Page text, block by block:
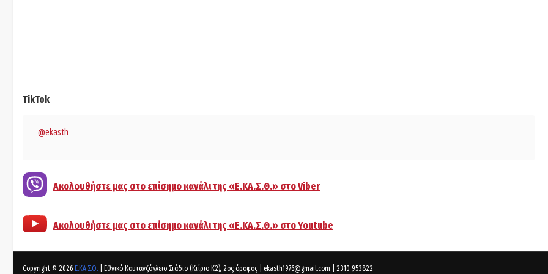
TikTok
@ekasth
Ακολουθήστε μας στο επίσημο κανάλι της «Ε.ΚΑ.Σ.Θ.» στο Viber
Ακολουθήστε μας στο επίσημο κανάλι της «Ε.ΚΑ.Σ.Θ.» στο Youtube
Copyright © 2026 Ε.ΚΑ.Σ.Θ. | Εθνικό Καυτανζόγλειο Στάδιο (Κτίριο Κ2), 2ος όροφος | ekasth1976@gmail.com | 2310 953822